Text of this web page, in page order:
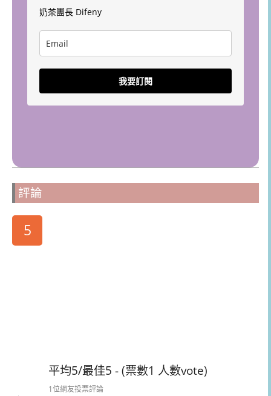
奶茶團長 Difeny
我要訂閱
評論
5
平均5/最佳5 - (票數1 人數vote)
1位網友投票評論